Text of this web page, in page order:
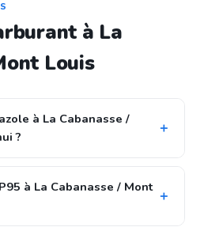
à La
Louis
à La Cabanasse /
?
à La Cabanasse / Mont